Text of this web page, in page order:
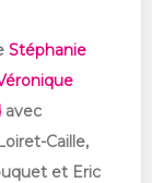
Stéphanie
avec
Caille,
et Eric